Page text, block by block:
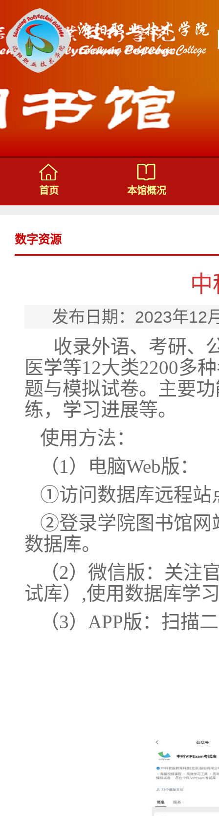
首页 本馆概况
数字资源
发布日期：2023年
收录外语、考研、
医学等12大类2200多
题与模拟试卷。主要
练，学习进展等。
使用方法：
（1）电脑Web版：
①访问数据库远程站
②登录学院图书馆网
数据库。
（2）微信版：关注
试库）,使用数据库学
（3）APP版：扫描